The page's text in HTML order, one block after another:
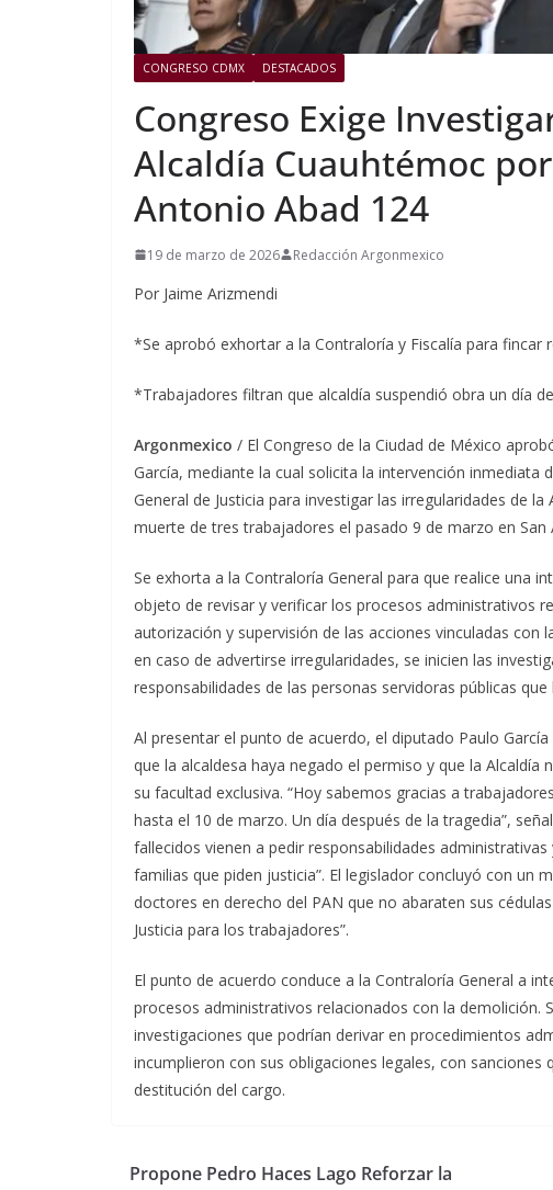
CONGRESO CDMX DESTACADOS
Congreso Exige
Alcaldía Cuauhtémoc
Antonio Abad 124
19 de marzo de 2026 Redacción Argonmexico
Por Jaime Arizmendi
*Se aprobó exhortar a la Contraloría y Fiscalía para fincar
*Trabajadores filtran que alcaldía suspendió obra un día
Argonmexico / El Congreso de la Ciudad de México
García, mediante la cual solicita la intervención inmediata
General de Justicia para investigar las irregularidades de
muerte de tres trabajadores el pasado 9 de marzo en San
Se exhorta a la Contraloría General para que realice una
objeto de revisar y verificar los procesos administrativos
autorización y supervisión de las acciones vinculadas con
en caso de advertirse irregularidades, se inicien las
responsabilidades de las personas servidoras públicas
Al presentar el punto de acuerdo, el diputado Paulo
que la alcaldesa haya negado el permiso y que la
su facultad exclusiva. “Hoy sabemos gracias a
hasta el 10 de marzo. Un día después de la tragedia”,
fallecidos vienen a pedir responsabilidades
familias que piden justicia”. El legislador concluyó con un
doctores en derecho del PAN que no abaraten sus
Justicia para los trabajadores”.
El punto de acuerdo conduce a la Contraloría General a
procesos administrativos relacionados con la demolición.
investigaciones que podrían derivar en procedimientos
incumplieron con sus obligaciones legales, con
destitución del cargo.
Propone Pedro Haces Lago Reforzar la